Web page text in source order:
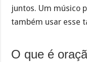
juntos. Um músico
também usar esse
O que é